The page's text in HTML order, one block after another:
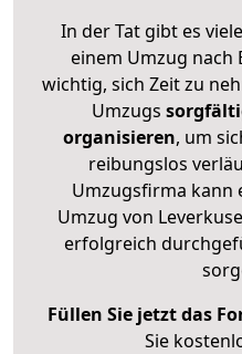
In der Tat gibt es
einem Umzug nach
wichtig, sich Zeit zu
Umzugs
organisieren, um
reibungslos
Umzugsfirma kann
Umzug von
erfolgreich
Füllen Sie jetzt das
Sie